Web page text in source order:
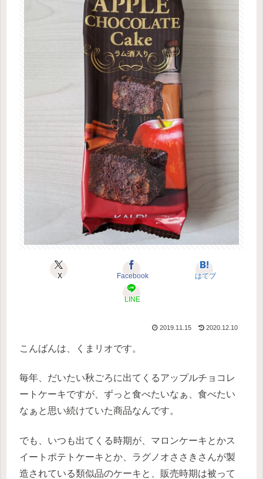
X Facebook はてブ
LINE
2019.11.15 2020.12.10
こんばんは、くまリオです。
毎年、だいたい秋ごろに出てくるアップルチョコレ
ートケーキですが、ずっと食べたいなぁ、食べたい
なぁと思い続けていた商品なんです。
でも、いつも出てくる時期が、マロンケーキとかス
イートポテトケーキとか、ラグノオささきさんが製
造されている類似品のケーキと、販売時期は被って